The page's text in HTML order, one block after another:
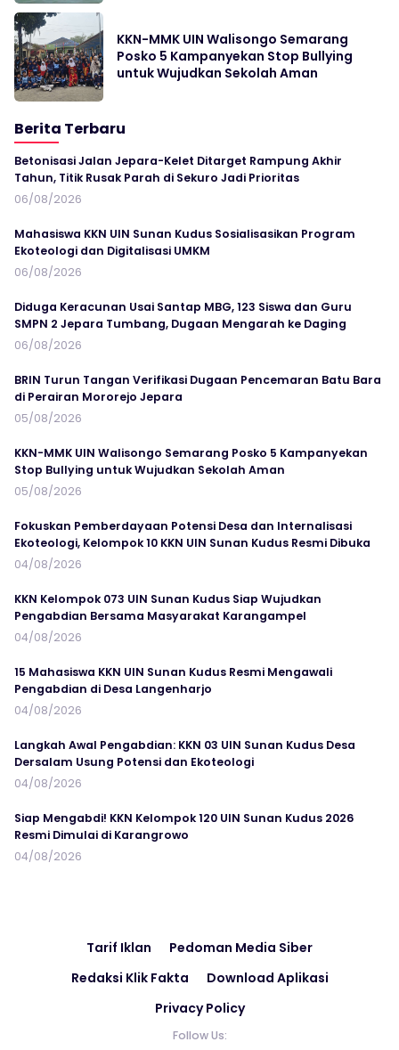
KKN-MMK UIN Walisongo Semarang
Posko 5 Kampanyekan Stop Bullying
untuk Wujudkan Sekolah Aman
Berita Terbaru
Betonisasi Jalan Jepara-Kelet Ditarget Rampung Akhir
Tahun, Titik Rusak Parah di Sekuro Jadi Prioritas
06/08/2026
Mahasiswa KKN UIN Sunan Kudus Sosialisasikan Program
Ekoteologi dan Digitalisasi UMKM
06/08/2026
Diduga Keracunan Usai Santap MBG, 123 Siswa dan Guru
SMPN 2 Jepara Tumbang, Dugaan Mengarah ke Daging
06/08/2026
BRIN Turun Tangan Verifikasi Dugaan Pencemaran Batu Bara
di Perairan Mororejo Jepara
05/08/2026
KKN-MMK UIN Walisongo Semarang Posko 5 Kampanyekan
Stop Bullying untuk Wujudkan Sekolah Aman
05/08/2026
Fokuskan Pemberdayaan Potensi Desa dan Internalisasi
Ekoteologi, Kelompok 10 KKN UIN Sunan Kudus Resmi Dibuka
04/08/2026
KKN Kelompok 073 UIN Sunan Kudus Siap Wujudkan
Pengabdian Bersama Masyarakat Karangampel
04/08/2026
15 Mahasiswa KKN UIN Sunan Kudus Resmi Mengawali
Pengabdian di Desa Langenharjo
04/08/2026
Langkah Awal Pengabdian: KKN 03 UIN Sunan Kudus Desa
Dersalam Usung Potensi dan Ekoteologi
04/08/2026
Siap Mengabdi! KKN Kelompok 120 UIN Sunan Kudus 2026
Resmi Dimulai di Karangrowo
04/08/2026
Tarif Iklan
Pedoman Media Siber
Redaksi Klik Fakta
Download Aplikasi
Privacy Policy
Follow Us: